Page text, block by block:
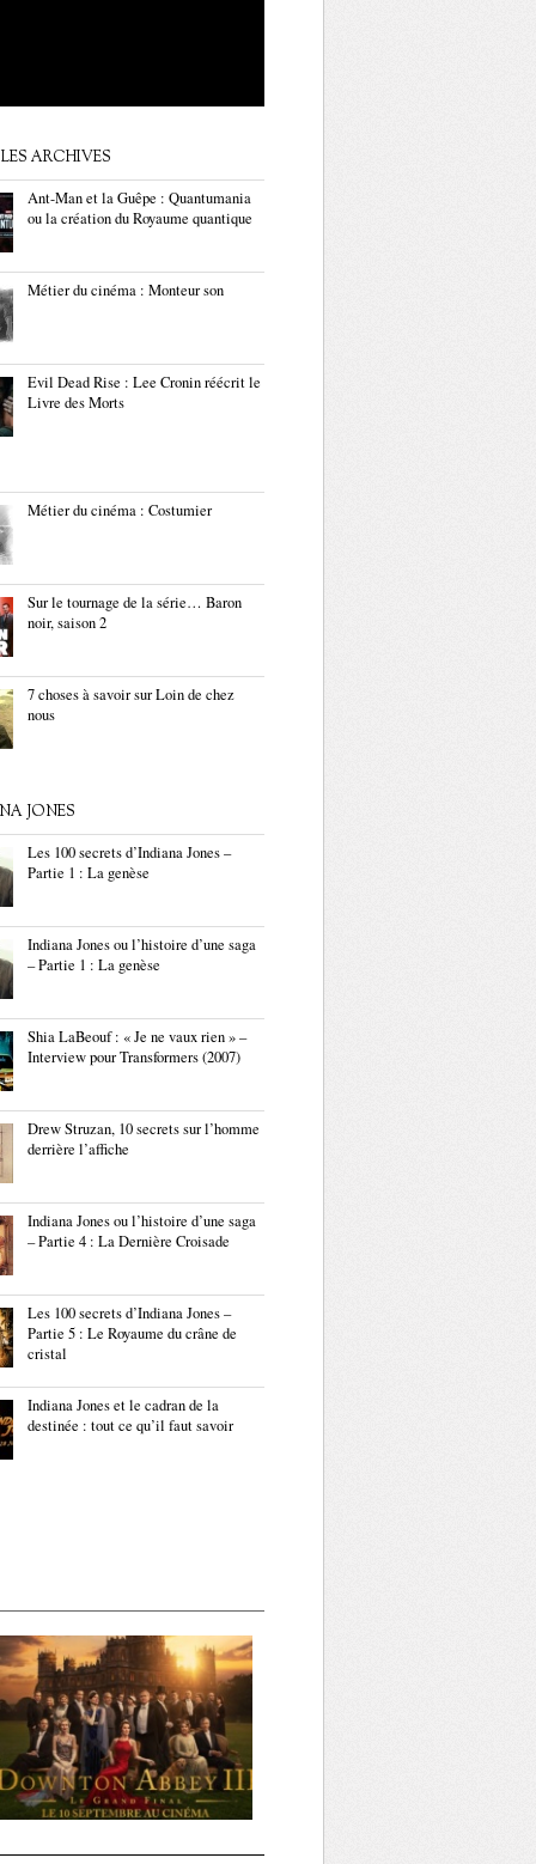
ARCHIVES
Ant-Man et la Guêpe : Quantumania
ou la création du Royaume quantique
Métier du cinéma : Monteur son
Evil Dead Rise : Lee Cronin réécrit le
Livre des Morts
Métier du cinéma : Costumier
Sur le tournage de la série… Baron
noir, saison 2
7 choses à savoir sur Loin de chez
nous
JONES
Les 100 secrets d’Indiana Jones –
Partie 1 : La genèse
Indiana Jones ou l’histoire d’une saga
– Partie 1 : La genèse
Shia LaBeouf : « Je ne vaux rien » –
Interview pour Transformers (2007)
Drew Struzan, 10 secrets sur l’homme
derrière l’affiche
Indiana Jones ou l’histoire d’une saga
– Partie 4 : La Dernière Croisade
Les 100 secrets d’Indiana Jones –
Partie 5 : Le Royaume du crâne de
cristal
Indiana Jones et le cadran de la
destinée : tout ce qu’il faut savoir